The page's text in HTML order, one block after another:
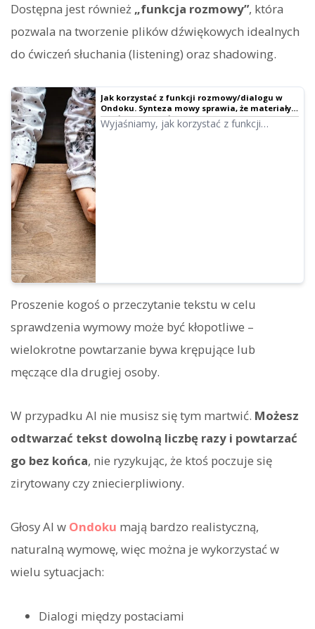
Dostępna jest również „funkcja rozmowy”, która
pozwala na tworzenie plików dźwiękowych idealnych
do ćwiczeń słuchania (listening) oraz shadowing.
Jak korzystać z funkcji rozmowy/dialogu w
Ondoku. Synteza mowy sprawia, że materiały
do słuchania i długie teksty stają się
wygodniejsze!｜Ondoku
Wyjaśniamy, jak korzystać z funkcji
Proszenie kogoś o przeczytanie tekstu w celu
sprawdzenia wymowy może być kłopotliwe –
wielokrotne powtarzanie bywa krępujące lub
męczące dla drugiej osoby.
W przypadku AI nie musisz się tym martwić. Możesz
odtwarzać tekst dowolną liczbę razy i powtarzać
go bez końca, nie ryzykując, że ktoś poczuje się
zirytowany czy zniecierpliwiony.
Głosy AI w Ondoku mają bardzo realistyczną,
naturalną wymowę, więc można je wykorzystać w
wielu sytuacjach:
Dialogi między postaciami